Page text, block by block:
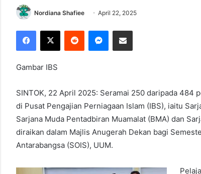
Nordiana Shafiee April 22, 2025
Gambar IBS
SINTOK, 22 April 2025: Seramai 250 daripada 484
di Pusat Pengajian Perniagaan Islam (IBS), iaitu
Sarjana Muda Pentadbiran Muamalat (BMA) dan
diraikan dalam Majlis Anugerah Dekan bagi
Antarabangsa (SOIS), UUM.
P